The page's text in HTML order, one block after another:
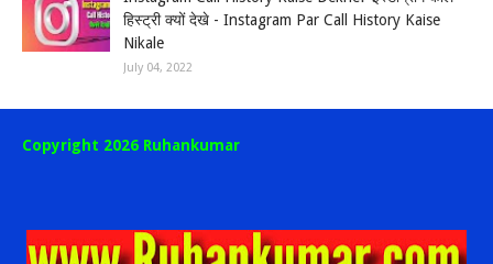
हिस्ट्री क्यों देखे - Instagram Par Call History Kaise
Nikale
July 04, 2022
Copyright 2026 Ruhankumar